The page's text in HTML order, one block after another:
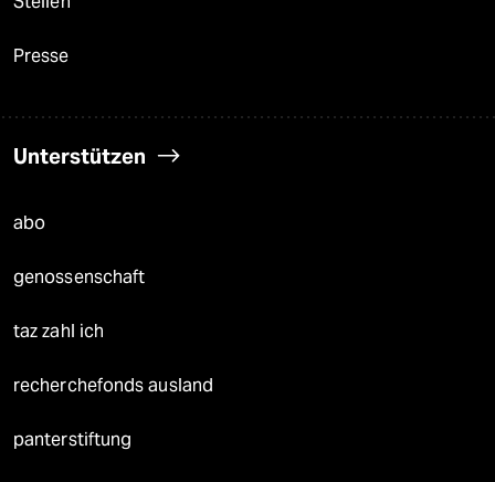
Presse
Unterstützen
abo
genossenschaft
taz zahl ich
recherchefonds ausland
panterstiftung